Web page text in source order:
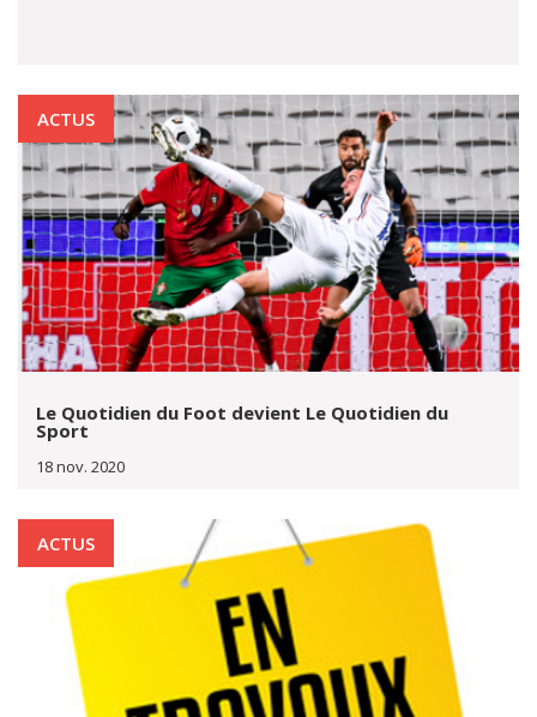
ACTUS
Le Quotidien du Foot devient Le Quotidien du
Sport
18 nov. 2020
ACTUS